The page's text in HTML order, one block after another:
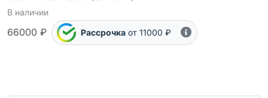
В наличии
66000 ₽ Рассрочка от 11000 ₽